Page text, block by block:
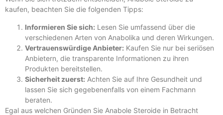
kaufen, beachten Sie die folgenden Tipps:
Informieren Sie sich: Lesen Sie umfassend über die
verschiedenen Arten von Anabolika und deren Wirkungen.
Vertrauenswürdige Anbieter: Kaufen Sie nur bei seriösen
Anbietern, die transparente Informationen zu ihren
Produkten bereitstellen.
Sicherheit zuerst: Achten Sie auf Ihre Gesundheit und
lassen Sie sich gegebenenfalls von einem Fachmann
beraten.
Egal aus welchen Gründen Sie Anabole Steroide in Betracht